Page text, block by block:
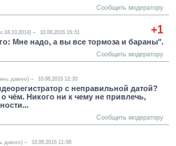
Сообщить модератору
+1
24.10.2014) 10.08.2015 15:31
Мне надо, а вы все тормоза и бараны".
Сообщить модератору
давно) 10.08.2015 12:33
с неправильной датой?
чём. Никого ни к чему не привлечь,
Сообщить модератору
давно) 10.08.2015 11:58